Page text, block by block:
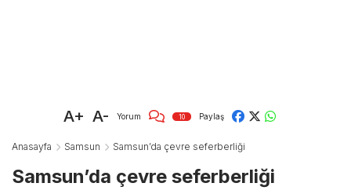
A+ A- Yorum 10 Paylaş
Anasayfa Samsun Samsun’da çevre seferberliği
Samsun’da çevre seferberliği